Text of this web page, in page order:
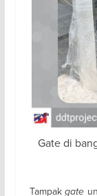
Gate di
Tampakgate